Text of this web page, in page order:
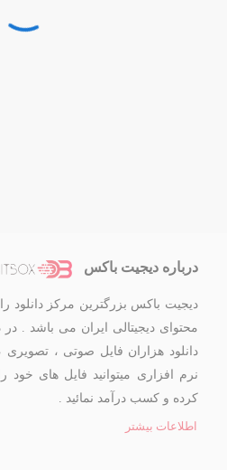
درباره دیجیت باکس
دیجیت باکس بزرگترین مرکز دانلود
محتوای دیجیتالی ایران می باشد .
دانلود هزاران فایل صوتی ، تصویری
نرم افزاری میتوانید فایل های
کرده و کسب درآمد نمائید .
اطلاعات بیشتر